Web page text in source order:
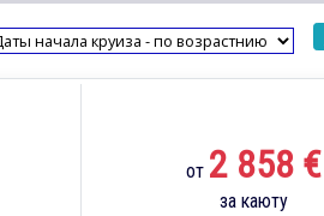
от 2 858 €
за каюту